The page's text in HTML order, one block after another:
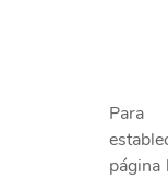
Para
página